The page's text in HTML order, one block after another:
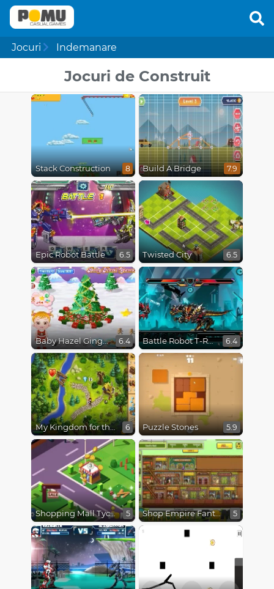
Jocuri Indemanare
Jocuri de Construit
Stack Construction 8 Build A Bridge 7.9
Epic Robot Battle 6.5 Twisted City 6.5
Baby Hazel Gingerbread House 6.4 Battle Robot T-Rex Age 6.4
My Kingdom for the Princess 6 Puzzle Stones 5.9
Shopping Mall Tycoon 5 Shop Empire Fantasy 5